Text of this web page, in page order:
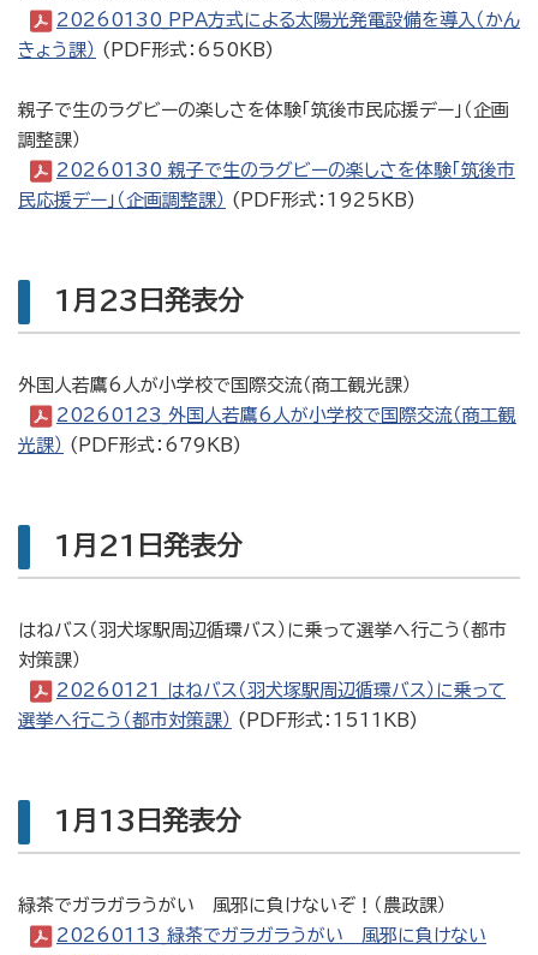
20260130_PPA方式による太陽光発電設備を導入（かん
きょう課） (PDF形式：650KB)
親子で生のラグビーの楽しさを体験「筑後市民応援デー」（企画
調整課）
20260130_親子で生のラグビーの楽しさを体験「筑後市
民応援デー」（企画調整課） (PDF形式：1925KB)
1月23日発表分
外国人若鷹6人が小学校で国際交流（商工観光課）
20260123_外国人若鷹6人が小学校で国際交流（商工観
光課） (PDF形式：679KB)
1月21日発表分
はねバス（羽犬塚駅周辺循環バス）に乗って選挙へ行こう（都市
対策課）
20260121_はねバス（羽犬塚駅周辺循環バス）に乗って
選挙へ行こう（都市対策課） (PDF形式：1511KB)
1月13日発表分
緑茶でガラガラうがい 風邪に負けないぞ！（農政課）
20260113_緑茶でガラガラうがい 風邪に負けない